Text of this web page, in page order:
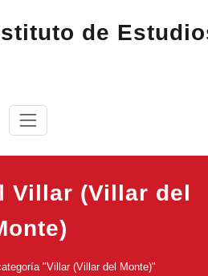
Cabreireses
Villar (Villar del
"Villar (Villar del Monte)"